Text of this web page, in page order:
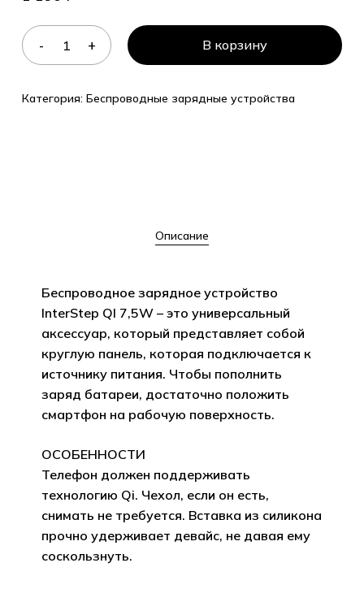
В корзину
Категория: Беспроводные зарядные устройства
Описание
Беспроводное зарядное устройство
InterStep QI 7,5W – это универсальный
аксессуар, который представляет собой
круглую панель, которая подключается к
источнику питания. Чтобы пополнить
заряд батареи, достаточно положить
смартфон на рабочую поверхность.
ОСОБЕННОСТИ
Телефон должен поддерживать
технологию Qi. Чехол, если он есть,
снимать не требуется. Вставка из силикона
прочно удерживает девайс, не давая ему
соскользнуть.